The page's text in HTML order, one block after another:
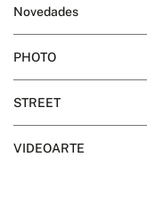
Novedades
PHOTO
STREET
VIDEOARTE